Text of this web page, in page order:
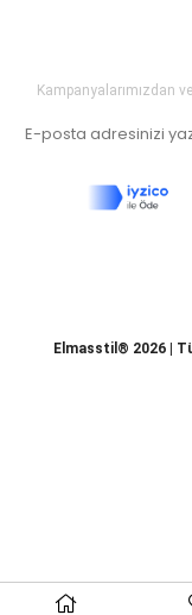
Kampanyalarımızdan
Elmasstil® 2026 |